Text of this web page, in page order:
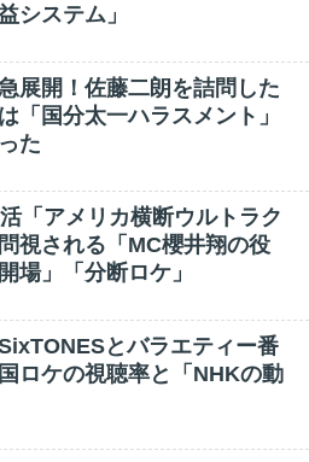
システム」
展開！佐藤二朗を詰問した
「国分太一ハラスメント」
た
「アメリカ横断ウルトラク
視される「MC櫻井翔の役
場」「分断ロケ」
とバラエティー番
ロケの視聴率と「NHKの動